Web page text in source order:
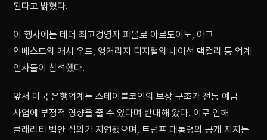
된다고 밝혔다.
이 행사에는 테더 최고경영자 파올로 아르도이노, 아크
인베스트의 캐시 우드, 앵커리지 디지털의 네이선 맥컬리 등 업계
인사들이 참석했다.
앞서 미국 은행업계는 스테이블코인의 보상 구조가 전통 예금
사업에 부정적 영향을 줄 수 있다며 반대해 왔다. 이로 인해
클래리티 법안 심의가 지연됐으며, 트럼프 대통령의 공개 지지는